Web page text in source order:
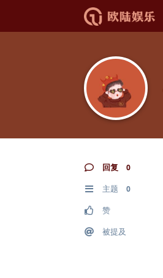
回复 0
主题 0
赞
被提及